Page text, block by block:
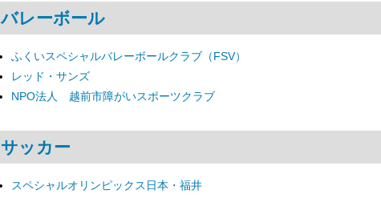
バレーボール
ふくいスペシャルバレーボールクラブ（FSV）
レッド・サンズ
NPO法人 越前市障がいスポーツクラブ
サッカー
スペシャルオリンピックス日本・福井